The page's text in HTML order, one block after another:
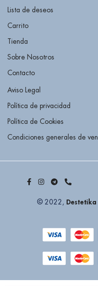
Lista de deseos
Carrito
Tienda
Sobre Nosotros
Contacto
Aviso Legal
Política de privacidad
Política de Cookies
Condiciones generales de
© 2022,